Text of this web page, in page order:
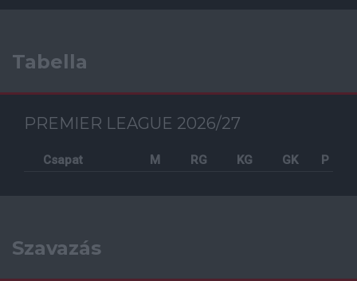
Tabella
PREMIER LEAGUE 2026/27
Csapat M RG KG GK P
Szavazás